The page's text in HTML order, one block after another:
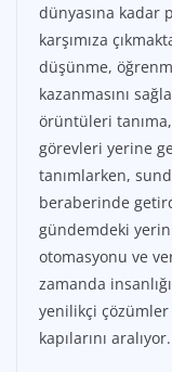
dünyasına kadar
karşımıza
düşünme,
kazanmasını
örüntüleri
görevleri yerine
tanımlarken,
beraberinde
gündemdeki
otomasyonu ve
zamanda
yenilikçi çözümler
kapılarını aralıyor.